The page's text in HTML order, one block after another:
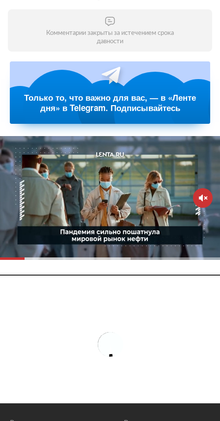
Комментарии закрыты за истечением срока
давности
Только то, что важно для вас, — в «Ленте
дня» в Telegram. Подписывайтесь